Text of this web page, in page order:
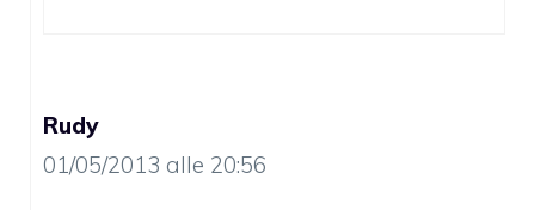
Rudy
01/05/2013 alle 20:56